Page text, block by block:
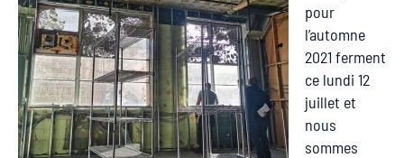
pour
l’automne
2021 ferment
ce lundi 12
juillet et
nous
sommes